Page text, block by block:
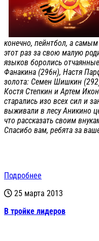
конечно, пейнтбол, а
этот раз за свою малую
языков боролись
Фанакина (296н), Настя
золота: Семен Шишкин
Костя Степкин и Артем
старались изо всех сил и
выживали в лесу Аникино
что рассказать своим
Спасибо вам, ребята за
Подробнее
25 марта 2013
В тройке лидеров